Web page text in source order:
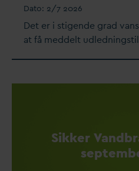
Dato: 2/7 2026
Det er i stigende grad v
at få meddelt
Sikker V